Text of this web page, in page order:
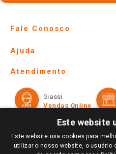
Fale Conosco
Lojas Físicas e Horários
Ofertas
Televendas
Perguntas frequentes
Trabalhe Conosco
Ajuda
Formas de Pagamento
Políticas de entrega
Trocas e Devoluções
Atendimento
Giassi
Vendas Online
Redes Sociais
Este website
Este website usa cookies para
utilizar o nosso website, o usuário